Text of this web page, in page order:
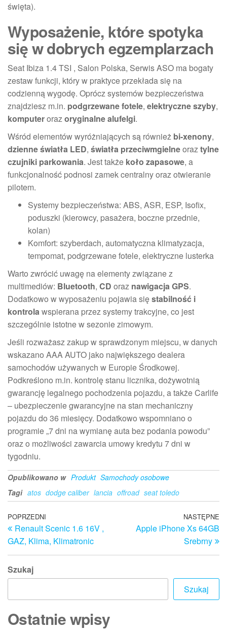
święta).
Wyposażenie, które spotyka
się w dobrych egzemplarzach
Seat Ibiza 1.4 TSI , Salon Polska, Serwis ASO ma bogaty
zestaw funkcji, który w praktyce przekłada się na
codzienną wygodę. Oprócz systemów bezpieczeństwa
znajdziesz m.in. podgrzewane fotele, elektryczne szyby,
komputerorazoryginalne alufelgi.
Wśród elementów wyróżniających są również bi-xenony,
dzienne światła LED, światła przeciwmgielneoraztylne
czujniki parkowania. Jest także koło zapasowe, a
funkcjonalność podnosi zamek centralny oraz otwieranie
pilotem.
Systemy bezpieczeństwa: ABS, ASR, ESP, Isofix,
poduszki (kierowcy, pasażera, boczne przednie,
kolan)
Komfort: szyberdach, automatyczna klimatyzacja,
tempomat, podgrzewane fotele, elektryczne lusterka
Warto zwrócić uwagę na elementy związane z
multimediów: Bluetooth, CD oraz nawigacja GPS.
Dodatkowo w wyposażeniu pojawia sięstabilność i
kontrolawspierana przez systemy trakcyjne, co jest
szczególnie istotne w sezonie zimowym.
Jeśli rozważasz zakup w sprawdzonym miejscu, w danych
wskazano AAA AUTO jako największego dealera
samochodów używanych w Europie Środkowej.
Podkreślono m.in. kontrolę stanu licznika, dożywotnią
gwarancję legalnego pochodzenia pojazdu, a także Carlife
– ubezpieczenie gwarancyjne na stan mechaniczny
pojazdu do 36 miesięcy. Dodatkowo wspomniano o
programie „7 dni na wymianę auta bez podania powodu”
oraz o możliwości zawarcia umowy kredytu 7 dni w
tygodniu.
Opublikowano w Produkt Samochody osobowe
Tagi atos dodge caliber lancia offroad seat toledo
Nawigacja
wpisu
Poprzedni
wpis
POPRZEDNI
Renault Scenic 1.6 16V ,
GAZ, Klima, Klimatronic
NASTĘPNE
Apple iPhone Xs 64GB
Srebrny
Szukaj
Szukaj
Ostatnie wpisy